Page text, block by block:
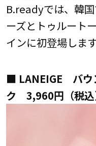
B.readyでは、韓
ーズとトゥルート
インに初登場します
■ LANEIGE バウ
ク 3,960円（税込